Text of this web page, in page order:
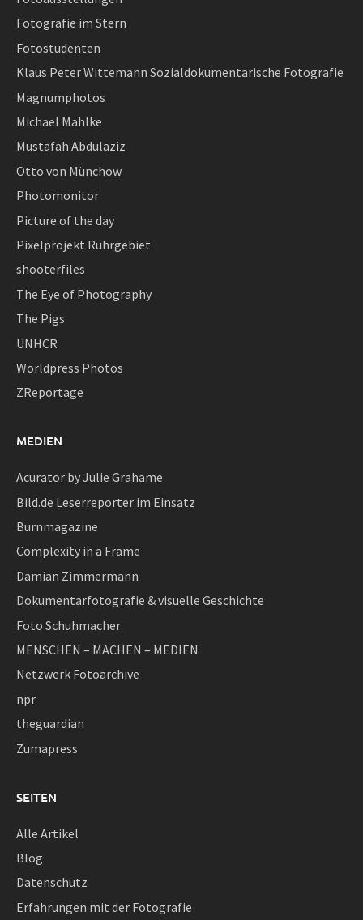
Fotografie im Stern
Fotostudenten
Klaus Peter Wittemann Sozialdokumentarische Fotografie
Magnumphotos
Michael Mahlke
Mustafah Abdulaziz
Otto von Münchow
Photomonitor
Picture of the day
Pixelprojekt Ruhrgebiet
shooterfiles
The Eye of Photography
The Pigs
UNHCR
Worldpress Photos
ZReportage
MEDIEN
Acurator by Julie Grahame
Bild.de Leserreporter im Einsatz
Burnmagazine
Complexity in a Frame
Damian Zimmermann
Dokumentarfotografie & visuelle Geschichte
Foto Schuhmacher
MENSCHEN – MACHEN – MEDIEN
Netzwerk Fotoarchive
npr
theguardian
Zumapress
SEITEN
Alle Artikel
Blog
Datenschutz
Erfahrungen mit der Fotografie